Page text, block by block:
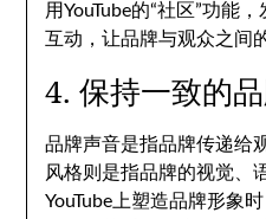
用YouTube的“社区”功能
互动，让品牌与观众之间
4. 保持一致的
品牌声音是指品牌传递给
风格则是指品牌的视觉、
YouTube上塑造品牌形象